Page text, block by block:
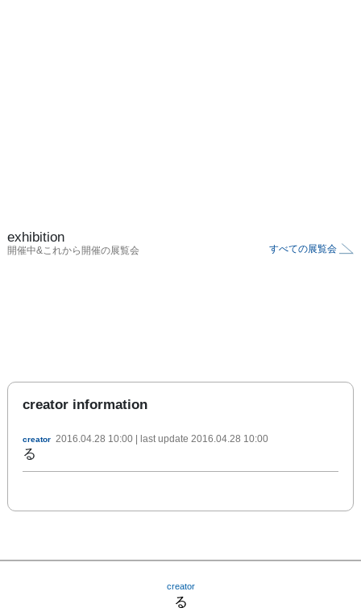
exhibition
開催中&これから開催の展覧会 すべての展覧会
creator information
creator 2016.04.28 10:00 | last update 2016.04.28 10:00
る
creator
る